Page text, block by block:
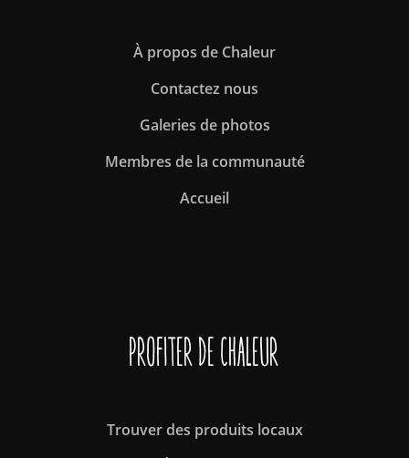
À propos de Chaleur
Contactez nous
Galeries de photos
Membres de la communauté
Accueil
Profiter de Chaleur
Trouver des produits locaux